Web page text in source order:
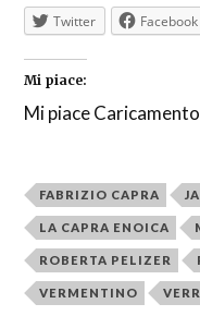
Twitter Facebook
Mi piace:
Mi piace
FABRIZIO CAPRA
LA CAPRA ENOICA
ROBERTA PELIZER
VERMENTINO